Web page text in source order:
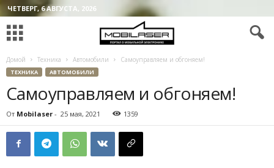
ЧЕТВЕРГ, 6 АВГУСТА, 2026
Домой Техника Автомобили Самоуправляем и обгоняем!
ТЕХНИКА АВТОМОБИЛИ
Самоуправляем и обгоняем!
От Mobilaser - 25 мая, 2021 1359